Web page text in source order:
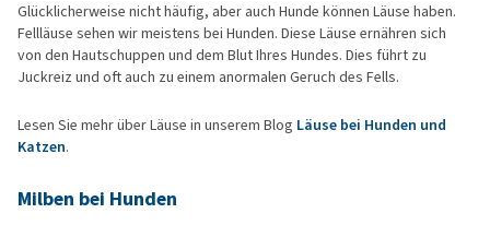
Glücklicherweise nicht häufig, aber auch Hunde können Läuse haben.
Fellläuse sehen wir meistens bei Hunden. Diese Läuse ernähren sich
von den Hautschuppen und dem Blut Ihres Hundes. Dies führt zu
Juckreiz und oft auch zu einem anormalen Geruch des Fells.
Lesen Sie mehr über Läuse in unserem Blog Läuse bei Hunden und
Katzen.
Milben bei Hunden